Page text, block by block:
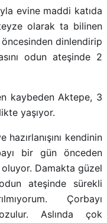
evine maddi katıda
olarak ta bilinen
dinlendirip
odun ateşinde 2
kaybeden Aktepe, 3
yaşıyor.
kendinin
bir gün önceden
Damakta güzel
ateşinde sürekli
Çorbayı
Aslında çok